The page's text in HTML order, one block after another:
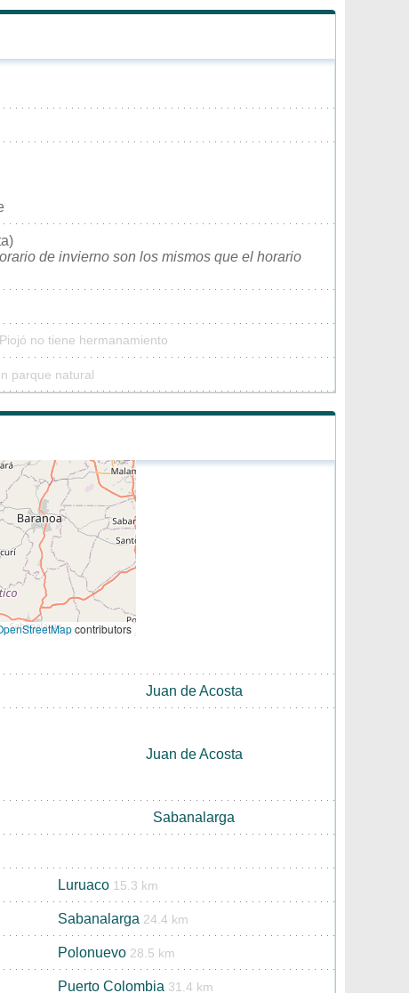
de invierno son los mismos que el horario
no tiene hermanamiento
parque natural
contributors
Juan de Acosta
Juan de Acosta
Sabanalarga
Luruaco 15.3 km
Sabanalarga 24.4 km
Polonuevo 28.5 km
Puerto Colombia 31.4 km